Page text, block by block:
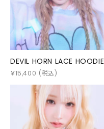
DEVIL HORN LACE HOODIE
￥15,400 (税込)